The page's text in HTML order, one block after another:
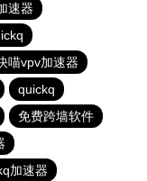
速器
喵vpv加速器
quickq
免费跨墙软件
加速器